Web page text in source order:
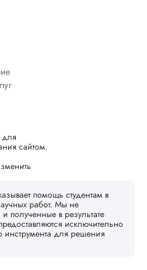
сайтом.
помощь студентам в
работ. Мы не
полученные в результате
исключительно
инструмента для решения